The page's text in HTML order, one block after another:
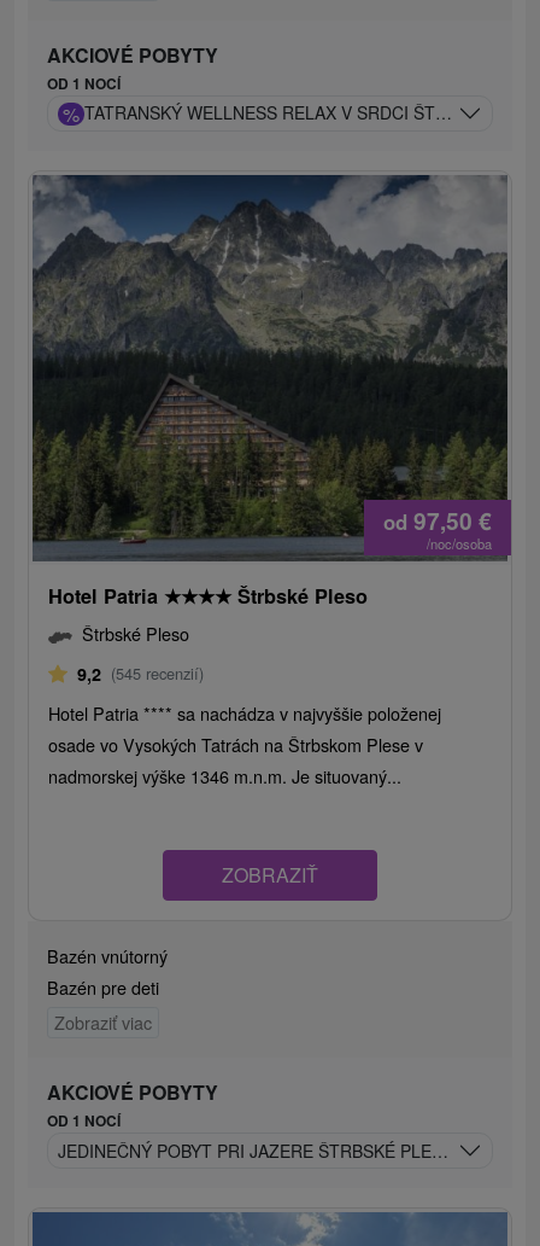
AKCIOVÉ POBYTY
OD 1 NOCÍ
% TATRANSKÝ WELLNESS RELAX V SRDCI ŠTRBSKÉHO
od 97,50 €
/noc/osoba
Hotel Patria ★★★★ Štrbské Pleso
Štrbské Pleso
9,2 (545 recenzií)
Hotel Patria **** sa nachádza v najvyššie položenej
osade vo Vysokých Tatrách na Štrbskom Plese v
nadmorskej výške 1346 m.n.m. Je situovaný...
ZOBRAZIŤ
Bazén vnútorný
Bazén pre deti
Zobraziť viac
AKCIOVÉ POBYTY
OD 1 NOCÍ
JEDINEČNÝ POBYT PRI JAZERE ŠTRBSKÉ PLESO: RELAX